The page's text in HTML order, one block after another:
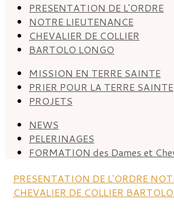
PRESENTATION DE L'ORDRE
NOTRE LIEUTENANCE
CHEVALIER DE COLLIER
BARTOLO LONGO
MISSION EN TERRE SAINTE
PRIER POUR LA TERRE SAINTE
PROJETS
NEWS
PELERINAGES
FORMATION des Dames et
PRESENTATION DE L'ORDRE
CHEVALIER DE COLLIER